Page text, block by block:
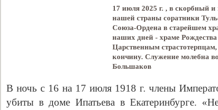
17 июля 2025 г. , в скорбный
нашей страны соратники
Союза-Ордена в старейшем
наших дней - храме
Царственным
кончину. Служение молебна
Большаков
В ночь с 16 на 17 июля 1918 г. члены
убиты в доме Ипатьева в Екатеринбурге.